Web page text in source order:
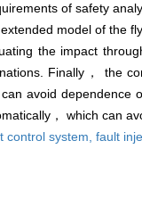
of safety
model of the
the impact
Finally， the
avoid
， which can
control system, fault